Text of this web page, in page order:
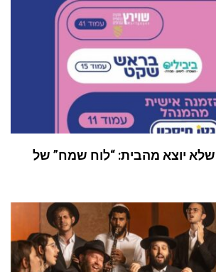
שלא יוצא מהבית: “לוח שמח” של